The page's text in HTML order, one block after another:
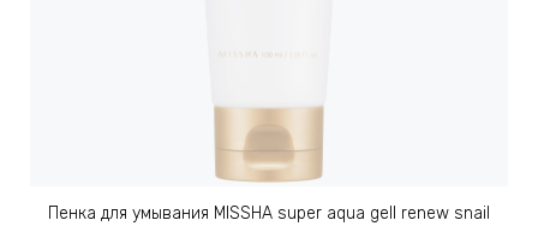
Пенка для умывания MISSHA super aqua gell renew snail